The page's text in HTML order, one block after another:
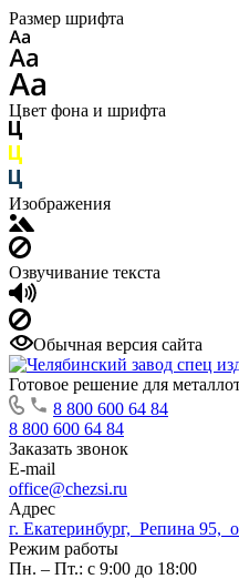
Размер шрифта
Цвет фона и шрифта
Изображения
Озвучивание текста
Обычная версия сайта
Готовое решение для
8 800 600 64 84
8 800 600 64 84
Заказать звонок
E-mail
office@chezsi.ru
Адрес
г. Екатеринбург, Репина 95,
Режим работы
Пн. – Пт.: с 9:00 до 18:00